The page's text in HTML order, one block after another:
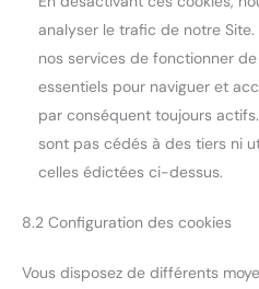
analyser le trafic de notre
nos services de fonctionner
essentiels pour naviguer et
par conséquent toujours
sont pas cédés à des tiers ni
celles édictées ci-dessus.
8.2 Configuration des cookies
Vous disposez de différents